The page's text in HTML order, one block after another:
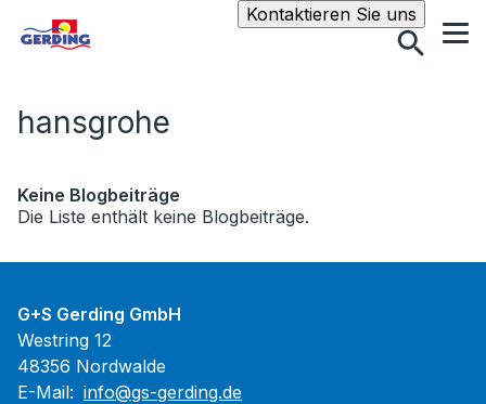
Kontaktieren Sie unsSuche
hansgrohe
Keine Blogbeiträge
Die Liste enthält keine Blogbeiträge.
G+S Gerding GmbH
Westring 12
48356 Nordwalde
E-Mail: info@gs-gerding.de